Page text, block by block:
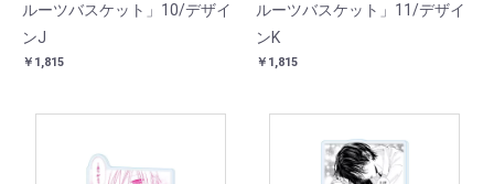
ルーツバスケット」10/デザイ
ンJ
￥1,815
ルーツバスケット」11/デザイ
ンK
￥1,815